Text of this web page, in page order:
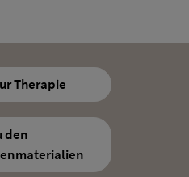
Therapie
den